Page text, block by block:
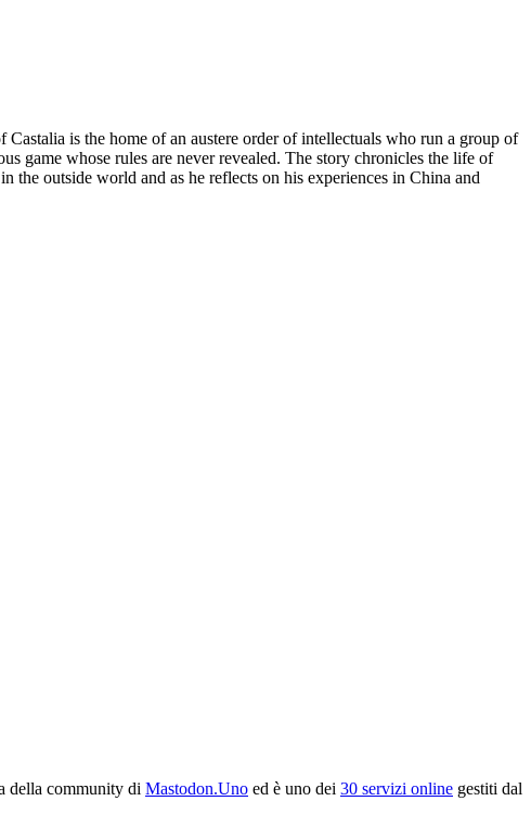
is the home of an austere order of intellectuals who run a group of
game whose rules are never revealed. The story chronicles the life of
the outside world and as he reflects on his experiences in China and
della community di Mastodon.Uno ed è uno dei 30 servizi online gestiti dal